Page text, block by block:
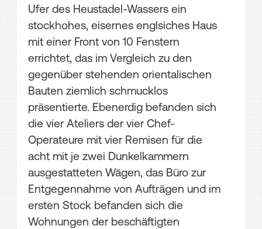
Ufer des Heustadel-Wassers ein
stockhohes, eisernes englsiches Haus
mit einer Front von 10 Fenstern
errichtet, das im Vergleich zu den
gegenüber stehenden orientalischen
Bauten ziemlich schmucklos
präsentierte. Ebenerdig befanden sich
die vier Ateliers der vier Chef-
Operateure mit vier Remisen für die
acht mit je zwei Dunkelkammern
ausgestatteten Wägen, das Büro zur
Entgegennahme von Aufträgen und im
ersten Stock befanden sich die
Wohnungen der beschäftigten